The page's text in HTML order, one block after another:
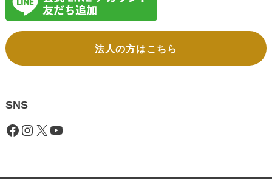
法人の方はこちら
SNS
Facebook Instagram X YouTube